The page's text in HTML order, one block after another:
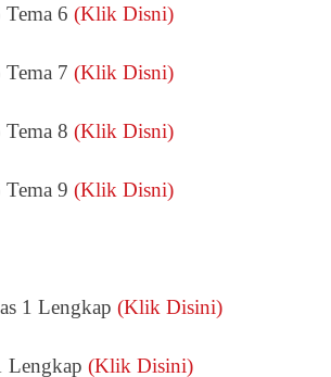
Tema 6(Klik Disni)
Tema 7(Klik Disni)
Tema 8(Klik Disni)
Tema 9(Klik Disni)
1 Lengkap(Klik Disini)
Lengkap(Klik Disini)